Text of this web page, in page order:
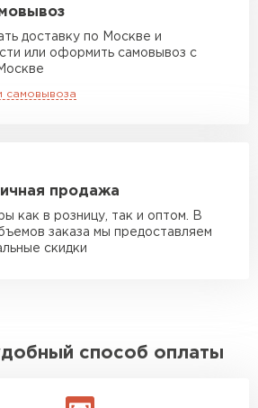
до 80 м3
тн
6 м
от 7 000 руб
8 м
тн
13,5 м
С ДОСТАВКОЙ
доставку по Москве и
или оформить самовывоз с
самовывоза
продажа
как в розницу, так и оптом. В
заказа мы предоставляем
скидки
способ оплаты